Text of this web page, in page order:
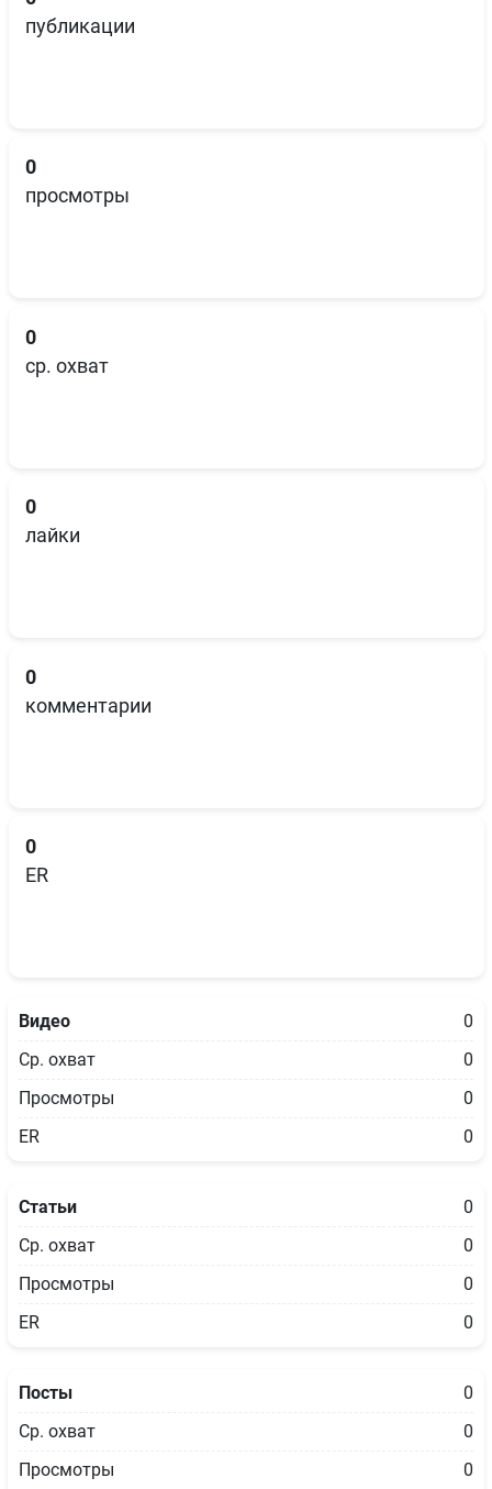
публикации
0
просмотры
0
ср. охват
0
лайки
0
комментарии
0
ER
Видео
0
Ср. охват
0
Просмотры
0
ER
0
Статьи
0
Ср. охват
0
Просмотры
0
ER
0
Посты
0
Ср. охват
0
Просмотры
0